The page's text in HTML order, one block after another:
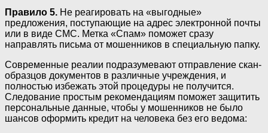
Правило 5. Не реагировать на «выгодные»
предложения, поступающие на адрес электронной почты
или в виде СМС. Метка «Спам» поможет сразу
направлять письма от мошенников в специальную папку.
Современные реалии подразумевают отправление скан-
образцов документов в различные учреждения, и
полностью избежать этой процедуры не получится.
Следование простым рекомендациям поможет защитить
персональные данные, чтобы у мошенников не было
шансов оформить кредит на человека без его ведома: